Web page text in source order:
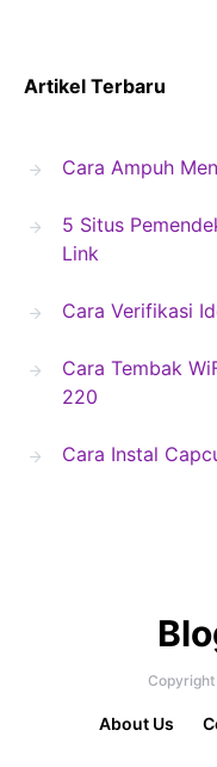
Artikel Terbaru
Cara Ampuh
5 Situs
Link
Cara Verifikasi
Cara Tembak
220
Cara Instal
About Us